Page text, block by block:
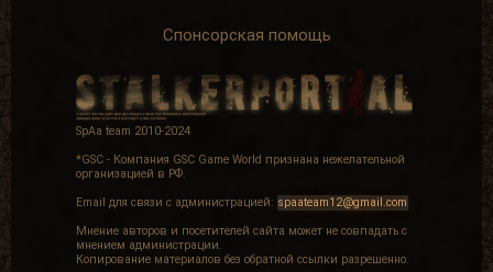
Спонсорская помощь
SpAa team 2010-2024
*GSC - Компания GSC Game World признана нежелательной
организацией в РФ.
Email для связи с администрацией: spaateam12@gmail.com
Мнение авторов и посетителей сайта может не совпадать с
мнением администрации.
Копирование материалов без обратной ссылки разрешенно.